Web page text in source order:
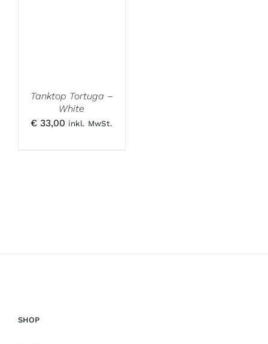
Tanktop Tortuga –
White
€ 33,00 inkl. MwSt.
SHOP